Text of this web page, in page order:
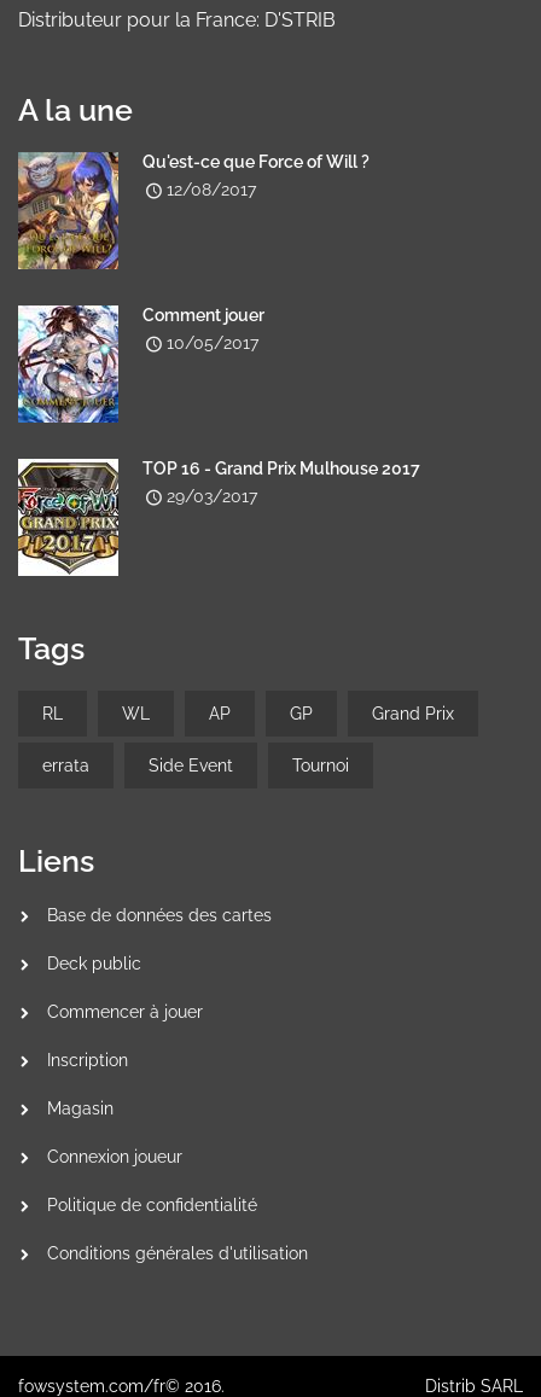
Distributeur pour la France: D'STRIB
A la une
Qu'est-ce que Force of Will ?
12/08/2017
Comment jouer
10/05/2017
TOP 16 - Grand Prix Mulhouse 2017
29/03/2017
Tags
RL WL AP GP Grand Prix
errata Side Event Tournoi
Liens
Base de données des cartes
Deck public
Commencer à jouer
Inscription
Magasin
Connexion joueur
Politique de confidentialité
Conditions générales d'utilisation
fowsystem.com/fr© 2016. Distrib SARL